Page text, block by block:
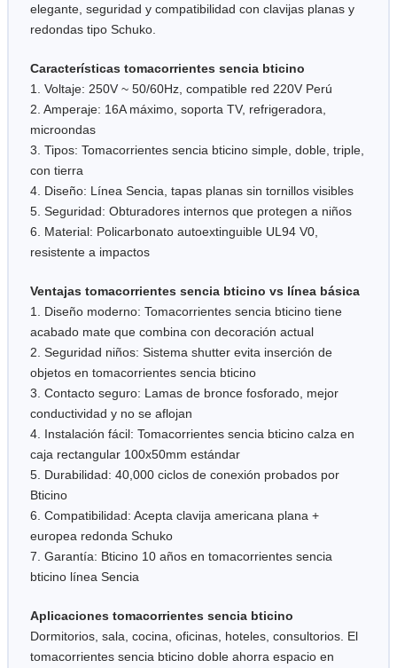
elegante, seguridad y compatibilidad con clavijas planas y
redondas tipo Schuko.
Características tomacorrientes sencia bticino
1. Voltaje: 250V ~ 50/60Hz, compatible red 220V Perú
2. Amperaje: 16A máximo, soporta TV, refrigeradora,
microondas
3. Tipos: Tomacorrientes sencia bticino simple, doble, triple,
con tierra
4. Diseño: Línea Sencia, tapas planas sin tornillos visibles
5. Seguridad: Obturadores internos que protegen a niños
6. Material: Policarbonato autoextinguible UL94 V0,
resistente a impactos
Ventajas tomacorrientes sencia bticino vs línea básica
1. Diseño moderno: Tomacorrientes sencia bticino tiene
acabado mate que combina con decoración actual
2. Seguridad niños: Sistema shutter evita inserción de
objetos en tomacorrientes sencia bticino
3. Contacto seguro: Lamas de bronce fosforado, mejor
conductividad y no se aflojan
4. Instalación fácil: Tomacorrientes sencia bticino calza en
caja rectangular 100x50mm estándar
5. Durabilidad: 40,000 ciclos de conexión probados por
Bticino
6. Compatibilidad: Acepta clavija americana plana +
europea redonda Schuko
7. Garantía: Bticino 10 años en tomacorrientes sencia
bticino línea Sencia
Aplicaciones tomacorrientes sencia bticino
Dormitorios, sala, cocina, oficinas, hoteles, consultorios. El
tomacorrientes sencia bticino doble ahorra espacio en